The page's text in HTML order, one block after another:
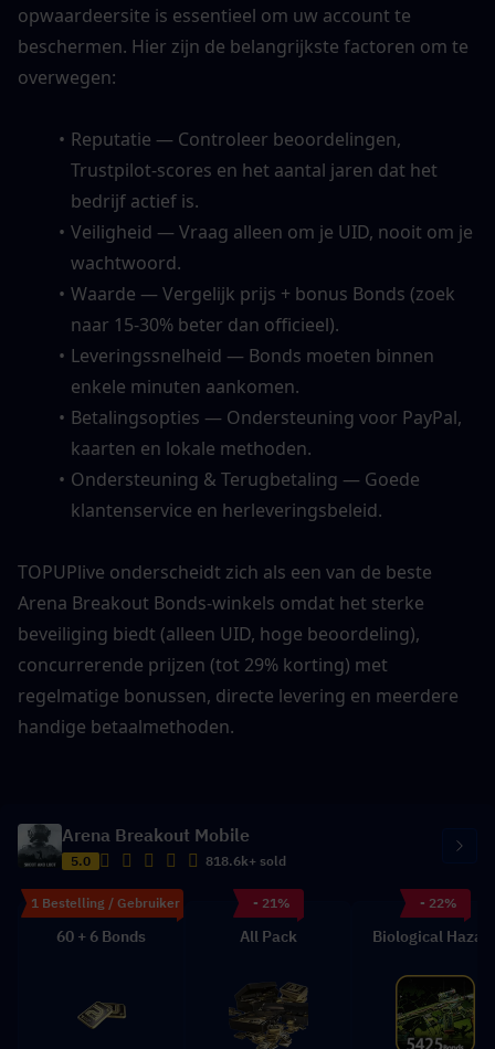
opwaardeersite is essentieel om uw account te
beschermen. Hier zijn de belangrijkste factoren om te
overwegen:
Reputatie — Controleer beoordelingen,
Trustpilot-scores en het aantal jaren dat het
bedrijf actief is.
Veiligheid — Vraag alleen om je UID, nooit om je
wachtwoord.
Waarde — Vergelijk prijs + bonus Bonds (zoek
naar 15-30% beter dan officieel).
Leveringssnelheid — Bonds moeten binnen
enkele minuten aankomen.
Betalingsopties — Ondersteuning voor PayPal,
kaarten en lokale methoden.
Ondersteuning & Terugbetaling — Goede
klantenservice en herleveringsbeleid.
TOPUPlive onderscheidt zich als een van de beste
Arena Breakout Bonds-winkels omdat het sterke
beveiliging biedt (alleen UID, hoge beoordeling),
concurrerende prijzen (tot 29% korting) met
regelmatige bonussen, directe levering en meerdere
handige betaalmethoden.
Arena Breakout Mobile
5.0 818.6k+ sold
1 Bestelling / Gebruiker
60 + 6 Bonds
- 21%
All Pack
- 22%
Biological